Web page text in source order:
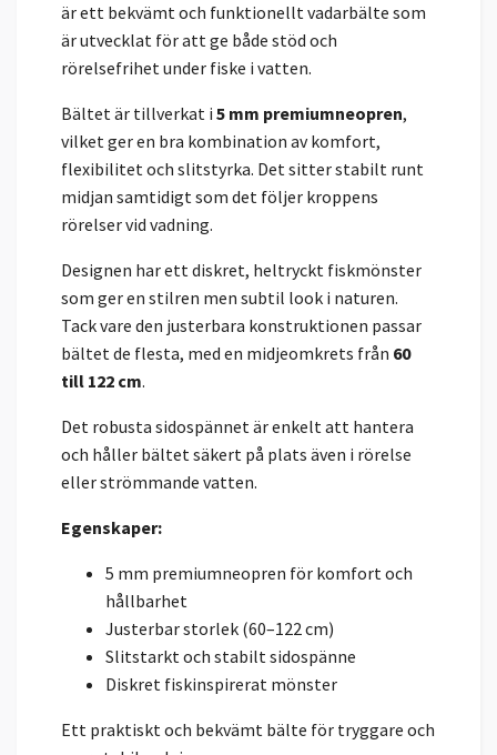
är ett bekvämt och funktionellt vadarbälte som
är utvecklat för att ge både stöd och
rörelsefrihet under fiske i vatten.
Bältet är tillverkat i 5 mm premiumneopren,
vilket ger en bra kombination av komfort,
flexibilitet och slitstyrka. Det sitter stabilt runt
midjan samtidigt som det följer kroppens
rörelser vid vadning.
Designen har ett diskret, heltryckt fiskmönster
som ger en stilren men subtil look i naturen.
Tack vare den justerbara konstruktionen passar
bältet de flesta, med en midjeomkrets från 60
till 122 cm.
Det robusta sidospännet är enkelt att hantera
och håller bältet säkert på plats även i rörelse
eller strömmande vatten.
Egenskaper:
5 mm premiumneopren för komfort och
hållbarhet
Justerbar storlek (60–122 cm)
Slitstarkt och stabilt sidospänne
Diskret fiskinspirerat mönster
Ett praktiskt och bekvämt bälte för tryggare och